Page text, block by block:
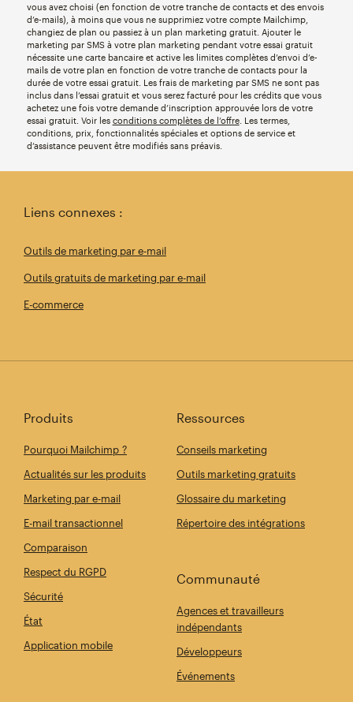
vous avez choisi (en fonction de votre tranche de contacts et des envois
d’e-mails), à moins que vous ne supprimiez votre compte Mailchimp,
changiez de plan ou passiez à un plan marketing gratuit. Ajouter le
marketing par SMS à votre plan marketing pendant votre essai gratuit
nécessite une carte bancaire et active les limites complètes d’envoi d’e-
mails de votre plan en fonction de votre tranche de contacts pour la
durée de votre essai gratuit. Les frais de marketing par SMS ne sont pas
inclus dans l’essai gratuit et vous serez facturé pour les crédits que vous
achetez une fois votre demande d’inscription approuvée lors de votre
essai gratuit. Voir les conditions complètes de l’offre. Les termes,
conditions, prix, fonctionnalités spéciales et options de service et
d’assistance peuvent être modifiés sans préavis.
Liens connexes :
Outils de marketing par e-mail
Outils gratuits de marketing par e-mail
E-commerce
Produits
Pourquoi Mailchimp ?
Actualités sur les produits
Marketing par e-mail
E-mail transactionnel
Comparaison
Respect du RGPD
Sécurité
État
Application mobile
Ressources
Conseils marketing
Outils marketing gratuits
Glossaire du marketing
Répertoire des intégrations
Communauté
Agences et travailleurs
indépendants
Développeurs
Événements